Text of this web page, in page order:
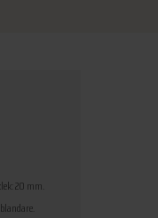
20 mm.